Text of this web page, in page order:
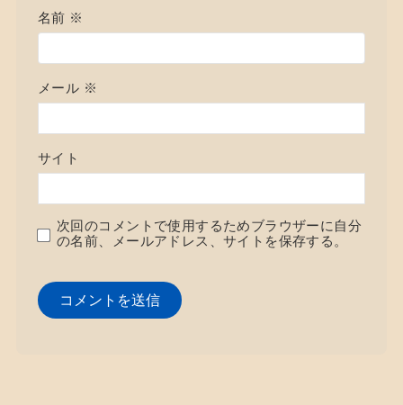
名前 ※
メール ※
サイト
次回のコメントで使用するためブラウザーに自分
の名前、メールアドレス、サイトを保存する。